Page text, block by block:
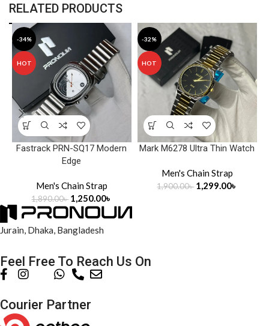
RELATED PRODUCTS
-34%
HOT
Fastrack PRN-SQ17 Modern
Edge
Men's Chain Strap
1,890.00৳ 1,250.00৳
-32%
HOT
Mark M6278 Ultra Thin Watch
Men's Chain Strap
1,900.00৳ 1,299.00৳
Jurain, Dhaka, Bangladesh
Feel Free To Reach Us On
Courier Partner